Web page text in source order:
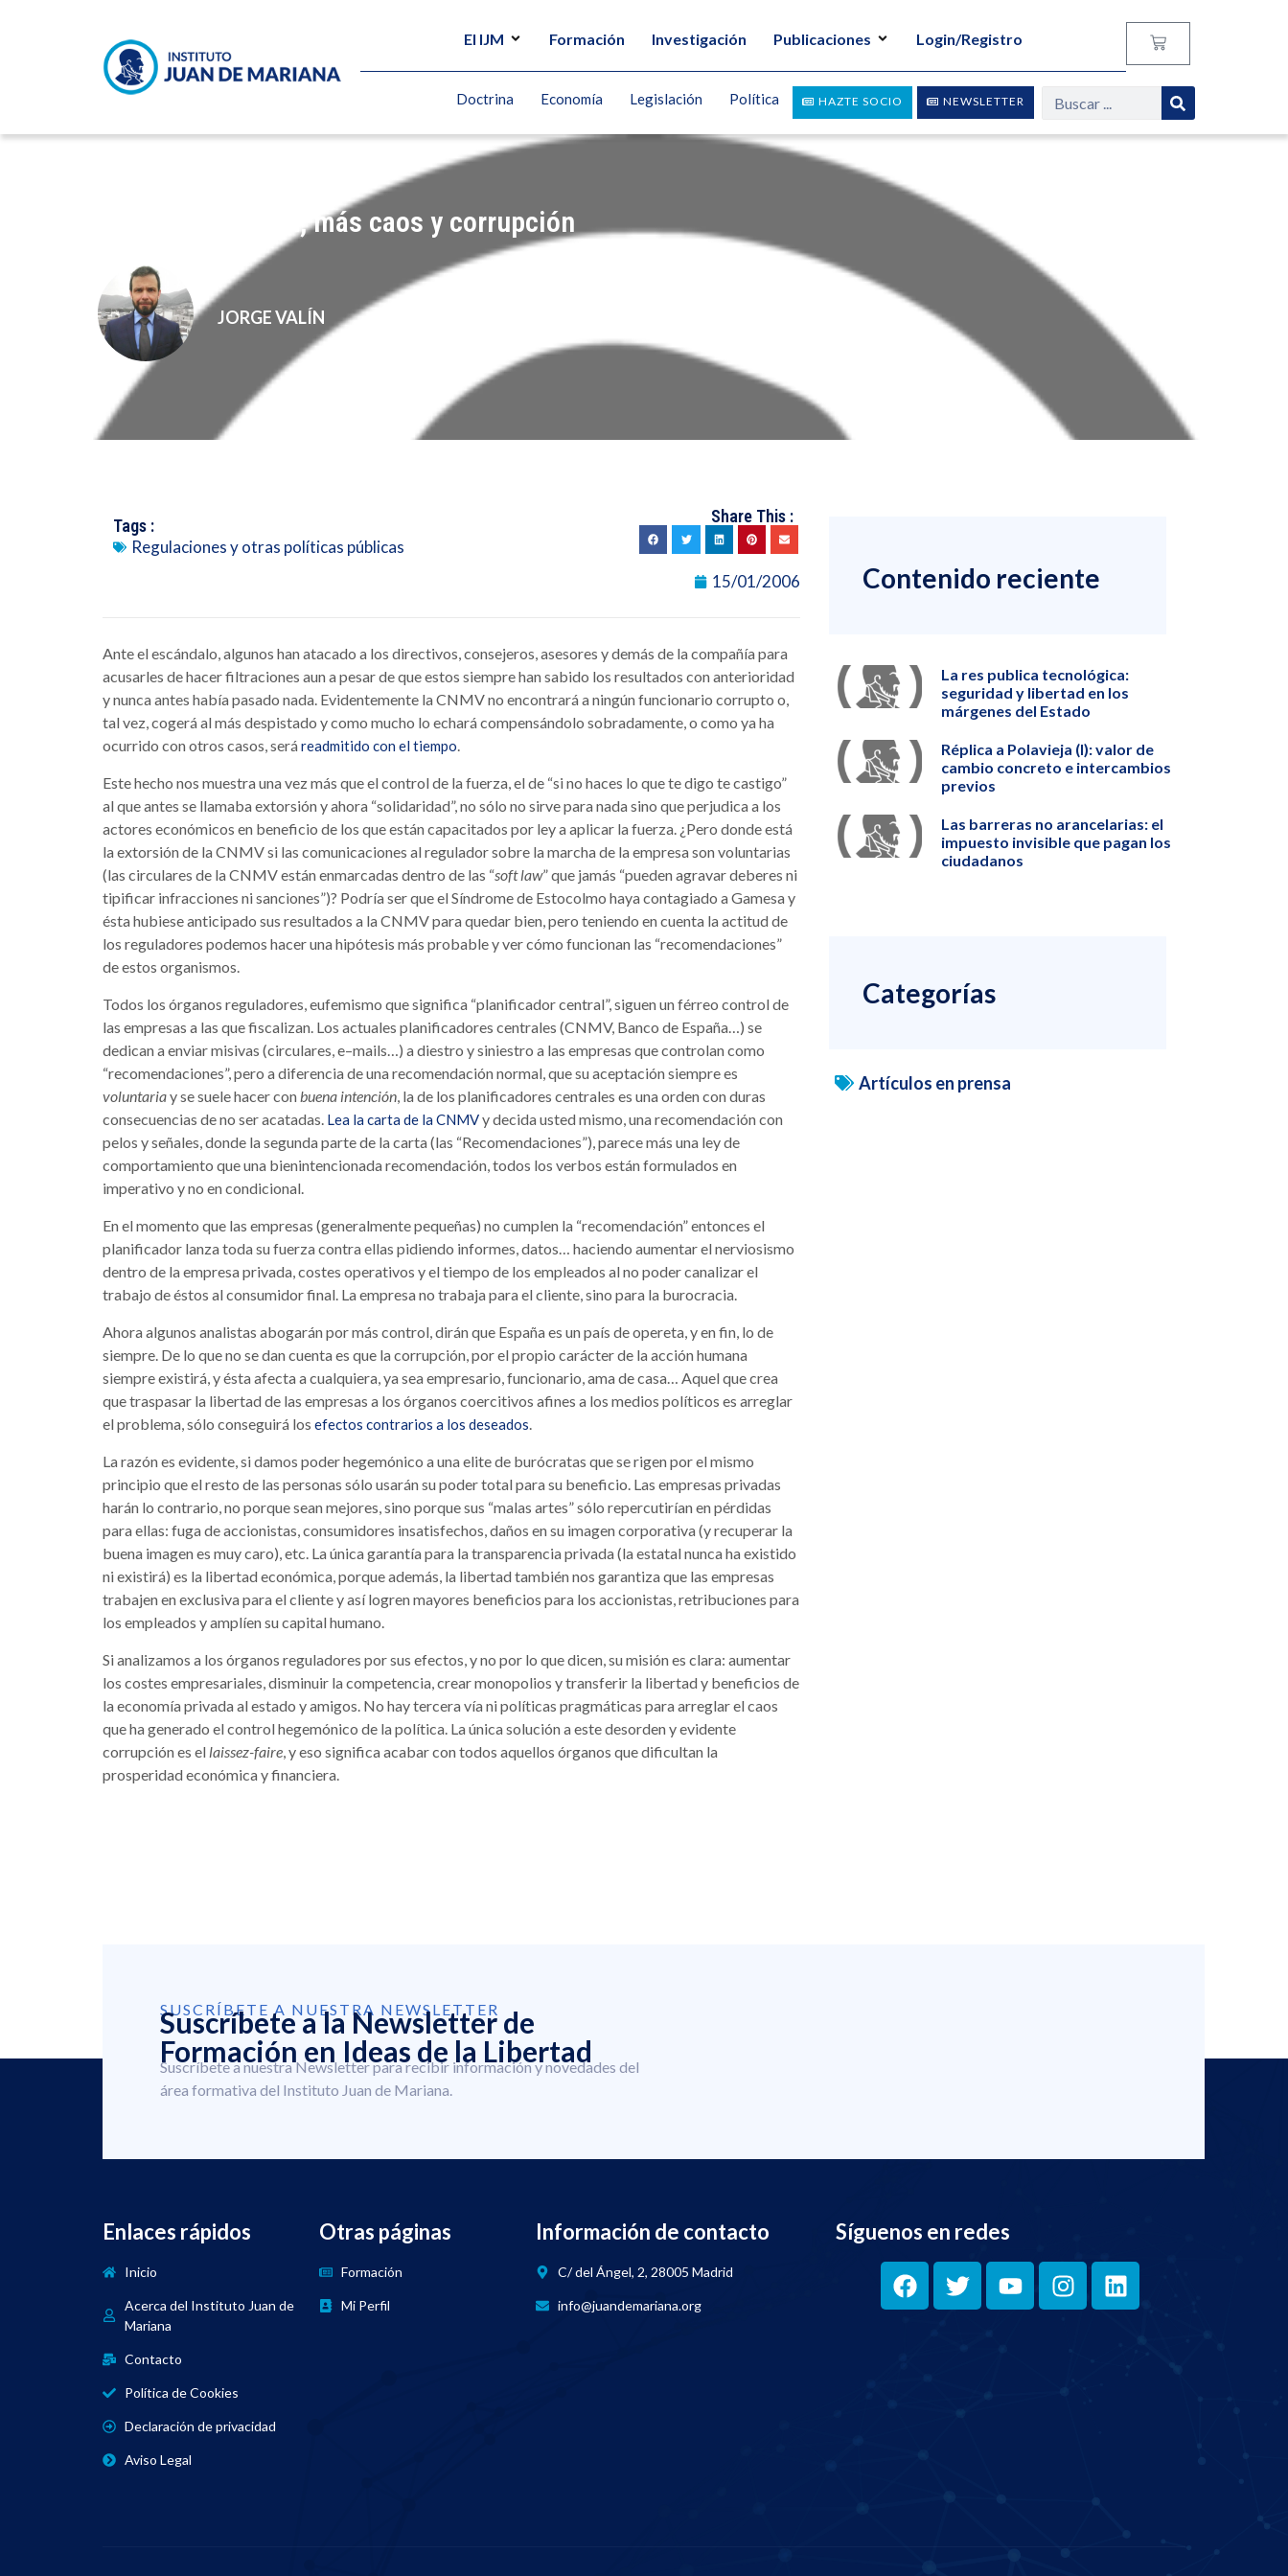
El IJM Formación Investigación Publicaciones Login/Registro
NEWSLETTER
HAZTE SOCIO
Doctrina Economía Legislación Política
A más regulación, más caos y corrupción
JORGE VALÍN
Tags :
Regulaciones y otras políticas públicas
Share This :
15/01/2006
Ante el escándalo, algunos han atacado a los directivos, consejeros, asesores y demás de la compañía para
acusarles de hacer filtraciones aun a pesar de que estos siempre han sabido los resultados con anterioridad
y nunca antes había pasado nada. Evidentemente la CNMV no encontrará a ningún funcionario corrupto o,
tal vez, cogerá al más despistado y como mucho lo echará compensándolo sobradamente, o como ya ha
ocurrido con otros casos, seráreadmitido con el tiempo.
Este hecho nos muestra una vez más que el control de la fuerza, el de “si no haces lo que te digo te castigo”
al que antes se llamaba extorsión y ahora “solidaridad”, no sólo no sirve para nada sino que perjudica a los
actores económicos en beneficio de los que están capacitados por ley a aplicar la fuerza. ¿Pero donde está
la extorsión de la CNMV si las comunicaciones al regulador sobre la marcha de la empresa son voluntarias
(las circulares de la CNMV están enmarcadas dentro de las “soft law” que jamás “pueden agravar deberes ni
tipificar infracciones ni sanciones”)? Podría ser que el Síndrome de Estocolmo haya contagiado a Gamesa y
ésta hubiese anticipado sus resultados a la CNMV para quedar bien, pero teniendo en cuenta la actitud de
los reguladores podemos hacer una hipótesis más probable y ver cómo funcionan las “recomendaciones”
de estos organismos.
Todos los órganos reguladores, eufemismo que significa “planificador central”, siguen un férreo control de
las empresas a las que fiscalizan. Los actuales planificadores centrales (CNMV, Banco de España…) se
dedican a enviar misivas (circulares, e–mails…) a diestro y siniestro a las empresas que controlan como
“recomendaciones”, pero a diferencia de una recomendación normal, que su aceptación siempre es
voluntariay se suele hacer conbuena intención, la de los planificadores centrales es una orden con duras
consecuencias de no ser acatadas. Lea la carta de la CNMVy decida usted mismo, una recomendación con
pelos y señales, donde la segunda parte de la carta (las “Recomendaciones”), parece más una ley de
comportamiento que una bienintencionada recomendación, todos los verbos están formulados en
imperativo y no en condicional.
En el momento que las empresas (generalmente pequeñas) no cumplen la “recomendación” entonces el
planificador lanza toda su fuerza contra ellas pidiendo informes, datos… haciendo aumentar el nerviosismo
dentro de la empresa privada, costes operativos y el tiempo de los empleados al no poder canalizar el
trabajo de éstos al consumidor final. La empresa no trabaja para el cliente, sino para la burocracia.
Ahora algunos analistas abogarán por más control, dirán que España es un país de opereta, y en fin, lo de
siempre. De lo que no se dan cuenta es que la corrupción, por el propio carácter de la acción humana
siempre existirá, y ésta afecta a cualquiera, ya sea empresario, funcionario, ama de casa… Aquel que crea
que traspasar la libertad de las empresas a los órganos coercitivos afines a los medios políticos es arreglar
el problema, sólo conseguirá los efectos contrarios a los deseados.
La razón es evidente, si damos poder hegemónico a una elite de burócratas que se rigen por el mismo
principio que el resto de las personas sólo usarán su poder total para su beneficio. Las empresas privadas
harán lo contrario, no porque sean mejores, sino porque sus “malas artes” sólo repercutirían en pérdidas
para ellas: fuga de accionistas, consumidores insatisfechos, daños en su imagen corporativa (y recuperar la
buena imagen es muy caro), etc. La única garantía para la transparencia privada (la estatal nunca ha existido
ni existirá) es la libertad económica, porque además, la libertad también nos garantiza que las empresas
trabajen en exclusiva para el cliente y así logren mayores beneficios para los accionistas, retribuciones para
los empleados y amplíen su capital humano.
Si analizamos a los órganos reguladores por sus efectos, y no por lo que dicen, su misión es clara: aumentar
los costes empresariales, disminuir la competencia, crear monopolios y transferir la libertad y beneficios de
la economía privada al estado y amigos. No hay tercera vía ni políticas pragmáticas para arreglar el caos
que ha generado el control hegemónico de la política. La única solución a este desorden y evidente
corrupción es el laissez-faire, y eso significa acabar con todos aquellos órganos que dificultan la
prosperidad económica y financiera.
Contenido reciente
La res publica tecnológica:
seguridad y libertad en los
márgenes del Estado
Réplica a Polavieja (I): valor de
cambio concreto e intercambios
previos
Las barreras no arancelarias: el
impuesto invisible que pagan los
ciudadanos
Categorías
Artículos en prensa
SUSCRÍBETE A NUESTRA NEWSLETTER
Suscríbete a la Newsletter de
Formación en Ideas de la Libertad
Suscríbete a nuestra Newsletter para recibir información y novedades del
área formativa del Instituto Juan de Mariana.
Enlaces rápidos
Inicio
Acerca del Instituto Juan de
Mariana
Contacto
Política de Cookies
Declaración de privacidad
Aviso Legal
Otras páginas
Formación
Mi Perfil
Información de contacto
C/ del Ángel, 2, 28005 Madrid
info@juandemariana.org
Síguenos en redes